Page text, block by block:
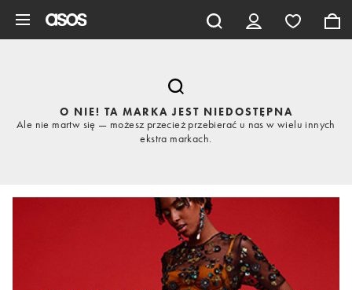
O NIE! TA MARKA JEST NIEDOSTĘPNA
Ale nie martw się — możesz przecież przebierać u nas w wielu innych
ekstra markach.